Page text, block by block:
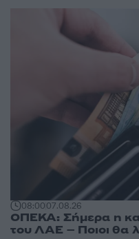
08:0007.08.26
ΟΠΕΚΑ: Σήμερα η
του ΛΑΕ – Ποιοι θα